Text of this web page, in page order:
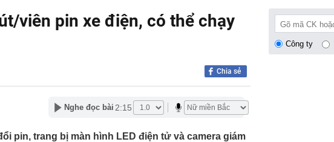
VietinBank,...
Beckham khoe visual xinh đẹp, thanh xuân mơn mởn
viên pin xe điện, có thể chạy
Chia sẻ
Nghe đọc bài 2:15
pin, trang bị màn hình LED điện tử và camera giám
Công ty